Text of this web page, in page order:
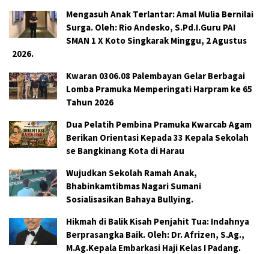
Mengasuh Anak Terlantar: Amal Mulia Bernilai
Surga. Oleh: Rio Andesko, S.Pd.I.Guru PAI
SMAN 1 X Koto Singkarak Minggu, 2 Agustus
2026.
Kwaran 0306.08 Palembayan Gelar Berbagai
Lomba Pramuka Memperingati Harpram ke 65
Tahun 2026
Dua Pelatih Pembina Pramuka Kwarcab Agam
Berikan Orientasi Kepada 33 Kepala Sekolah
se Bangkinang Kota di Harau
Wujudkan Sekolah Ramah Anak,
Bhabinkamtibmas Nagari Sumani
Sosialisasikan Bahaya Bullying.
Hikmah di Balik Kisah Penjahit Tua: Indahnya
Berprasangka Baik. Oleh: Dr. Afrizen, S.Ag.,
M.Ag.Kepala Embarkasi Haji Kelas I Padang.